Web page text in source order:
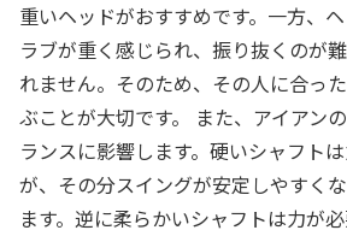
重いヘッドがおすすめです。一方、
ラブが重く感じられ、振り抜くのが
れません。そのため、その人に合っ
ぶことが大切です。 また、アイアン
ランスに影響します。硬いシャフト
が、その分スイングが安定しやすく
ます。逆に柔らかいシャフトは力が